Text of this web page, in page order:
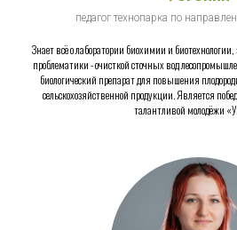
педагог технопарка по
Знает всё о лаборатории биохимии и
проблематики - очисткой сточных вод
биологический препарат для повышения
сельскохозяйственной продукции. Является
талантливой молодёжи